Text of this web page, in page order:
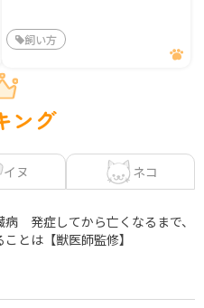
飼い方
ング
イヌ ネコ
病 発症してから亡くなるまで、
とは【獣医師監修】